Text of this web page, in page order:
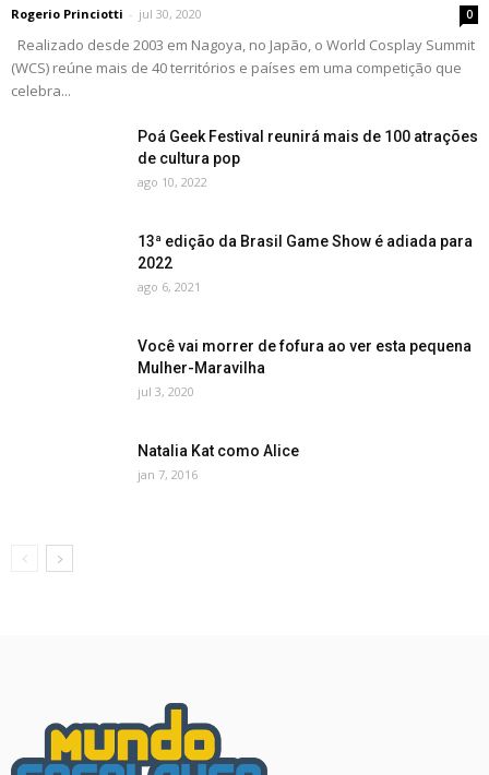
Rogerio Princiotti - jul 30, 2020 0
Realizado desde 2003 em Nagoya, no Japão, o World Cosplay Summit
(WCS) reúne mais de 40 territórios e países em uma competição que
celebra...
Poá Geek Festival reunirá mais de 100 atrações
de cultura pop
ago 10, 2022
13ª edição da Brasil Game Show é adiada para
2022
ago 6, 2021
Você vai morrer de fofura ao ver esta pequena
Mulher-Maravilha
jul 3, 2020
Natalia Kat como Alice
jan 7, 2016